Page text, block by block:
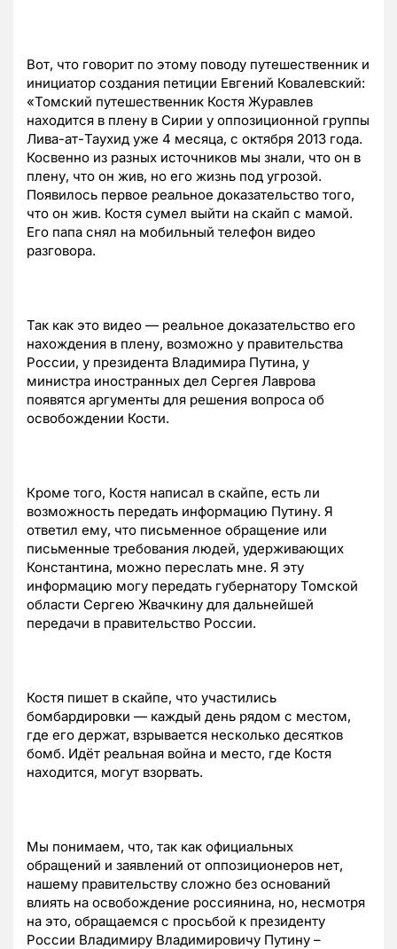
Вот, что говорит по этому поводу путешественник и
инициатор создания петиции Евгений Ковалевский:
«Томский путешественник Костя Журавлев
находится в плену в Сирии у оппозиционной группы
Лива-ат-Таухид уже 4 месяца, с октября 2013 года.
Косвенно из разных источников мы знали, что он в
плену, что он жив, но его жизнь под угрозой.
Появилось первое реальное доказательство того,
что он жив. Костя сумел выйти на скайп с мамой.
Его папа снял на мобильный телефон видео
разговора.
Так как это видео — реальное доказательство его
нахождения в плену, возможно у правительства
России, у президента Владимира Путина, у
министра иностранных дел Сергея Лаврова
появятся аргументы для решения вопроса об
освобождении Кости.
Кроме того, Костя написал в скайпе, есть ли
возможность передать информацию Путину. Я
ответил ему, что письменное обращение или
письменные требования людей, удерживающих
Константина, можно переслать мне. Я эту
информацию могу передать губернатору Томской
области Сергею Жвачкину для дальнейшей
передачи в правительство России.
Костя пишет в скайпе, что участились
бомбардировки — каждый день рядом с местом,
где его держат, взрывается несколько десятков
бомб. Идёт реальная война и место, где Костя
находится, могут взорвать.
Мы понимаем, что, так как официальных
обращений и заявлений от оппозиционеров нет,
нашему правительству сложно без оснований
влиять на освобождение россиянина, но, несмотря
на это, обращаемся с просьбой к президенту
России Владимиру Владимировичу Путину –